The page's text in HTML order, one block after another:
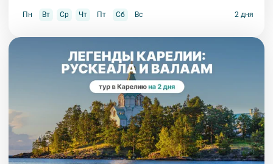
Пн Вт Ср Чт Пт Сб Вс 2 дня